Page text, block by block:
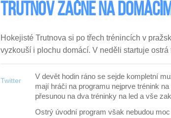
Trutnov začne na
Hokejisté Trutnova si po třech trénincích v
vyzkouší i plochu domácí. V neděli startuje ostrá
Twitter
V devět hodin ráno se sejde kompletní
mají hráči na programu nejprve trénink
přesunou na dva tréninky na led a vše
Ostrý úvodní program však nebudou